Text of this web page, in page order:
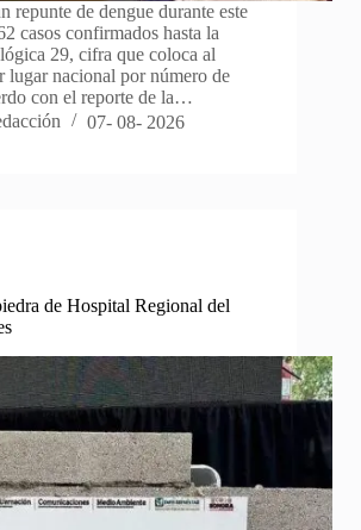
repunte de dengue durante este
casos confirmados hasta la
29, cifra que coloca al
lugar nacional por número de
con el reporte de la…
07- 08- 2026
de Hospital Regional del